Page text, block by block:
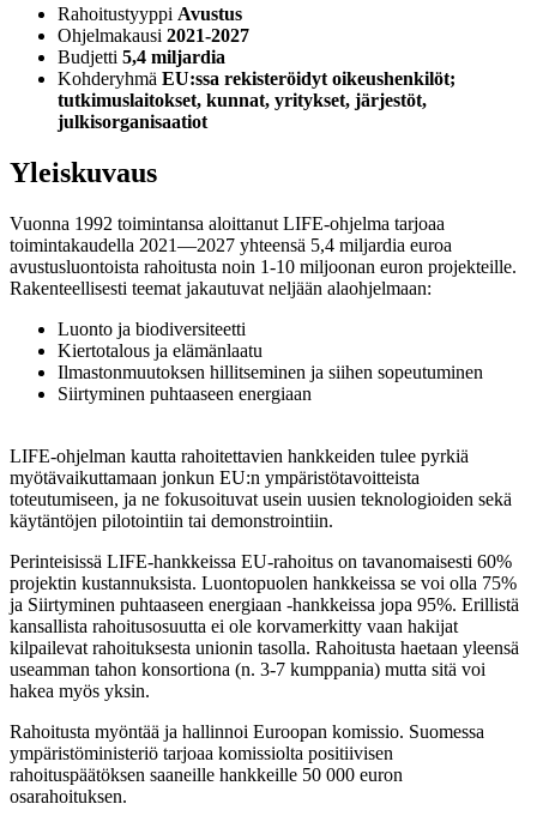
Rahoitustyyppi Avustus
Ohjelmakausi 2021-2027
Budjetti 5,4 miljardia
Kohderyhmä EU:ssa rekisteröidyt oikeushenkilöt;
tutkimuslaitokset, kunnat, yritykset, järjestöt,
julkisorganisaatiot
Yleiskuvaus
Vuonna 1992 toimintansa aloittanut LIFE-ohjelma tarjoaa
toimintakaudella 2021—2027 yhteensä 5,4 miljardia euroa
avustusluontoista rahoitusta noin 1-10 miljoonan euron projekteille.
Rakenteellisesti teemat jakautuvat neljään alaohjelmaan:
Luonto ja biodiversiteetti
Kiertotalous ja elämänlaatu
Ilmastonmuutoksen hillitseminen ja siihen sopeutuminen
Siirtyminen puhtaaseen energiaan
LIFE-ohjelman kautta rahoitettavien hankkeiden tulee pyrkiä
myötävaikuttamaan jonkun EU:n ympäristötavoitteista
toteutumiseen, ja ne fokusoituvat usein uusien teknologioiden sekä
käytäntöjen pilotointiin tai demonstrointiin.
Perinteisissä LIFE-hankkeissa EU-rahoitus on tavanomaisesti 60%
projektin kustannuksista. Luontopuolen hankkeissa se voi olla 75%
ja Siirtyminen puhtaaseen energiaan -hankkeissa jopa 95%. Erillistä
kansallista rahoitusosuutta ei ole korvamerkitty vaan hakijat
kilpailevat rahoituksesta unionin tasolla. Rahoitusta haetaan yleensä
useamman tahon konsortiona (n. 3-7 kumppania) mutta sitä voi
hakea myös yksin.
Rahoitusta myöntää ja hallinnoi Euroopan komissio. Suomessa
ympäristöministeriö tarjoaa komissiolta positiivisen
rahoituspäätöksen saaneille hankkeille 50 000 euron
osarahoituksen.